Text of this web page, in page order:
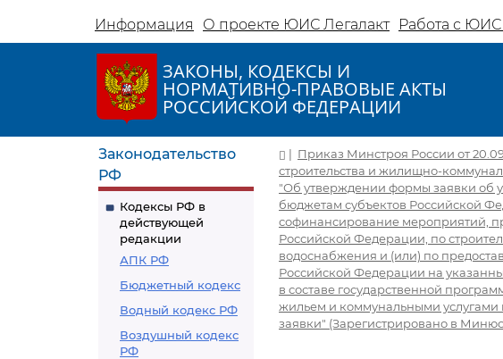
Информация О проекте ЮИС Легалакт Работа с ЮИС
ЗАКОНЫ, КОДЕКСЫ И
НОРМАТИВНО-ПРАВОВЫЕ АКТЫ
РОССИЙСКОЙ ФЕДЕРАЦИИ
Законодательство
РФ
Кодексы РФ в
действующей
редакции
АПК РФ
Бюджетный кодекс
Водный кодекс РФ
Воздушный кодекс
РФ
| Приказ Минстроя России от
строительства и жилищно-
"Об утверждении формы заявки об
бюджетам субъектов Российской
софинансирование мероприятий,
Российской Федерации, по
водоснабжения и (или) по
Российской Федерации на
в составе государственной
жильем и коммунальными услугами
заявки" (Зарегистрировано в